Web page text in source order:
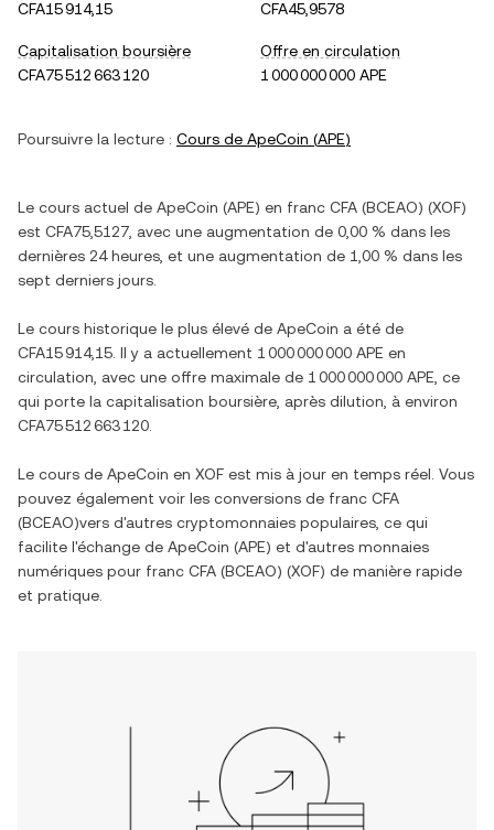
CFA15 914,15
CFA45,9578
Capitalisation boursière
CFA75 512 663 120
Offre en circulation
1 000 000 000 APE
Poursuivre la lecture : Cours de ApeCoin (APE)
Le cours actuel de ApeCoin (APE) en franc CFA (BCEAO) (XOF)
est CFA75,5127 , avec une augmentation de 0,00 % dans les
dernières 24 heures, et une augmentation de 1,00 % dans les
sept derniers jours.
Le cours historique le plus élevé de ApeCoin a été de
CFA15 914,15 . Il y a actuellement 1 000 000 000 APE en
circulation, avec une offre maximale de 1 000 000 000 APE , ce
qui porte la capitalisation boursière, après dilution, à environ
CFA75 512 663 120
Le cours de ApeCoin en XOF est mis à jour en temps réel. Vous
pouvez également voir les conversions de franc CFA
(BCEAO)vers d'autres cryptomonnaies populaires, ce qui
facilite l'échange de ApeCoin (APE) et d'autres monnaies
numériques pour franc CFA (BCEAO) (XOF) de manière rapide
et pratique.